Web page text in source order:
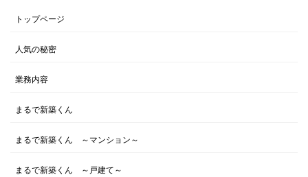
トップページ
人気の秘密
業務内容
まるで新築くん
まるで新築くん ～マンション～
まるで新築くん ～戸建て～